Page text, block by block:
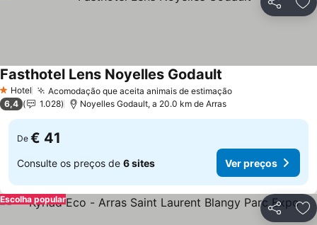
Partilhar
1 Estrelas
Hotel Acomodação que aceita animais de estimação
Fasthotel Lens Noyelles Godault
6,4 1.028 Noyelles Godault, a 20.0 km de Arras
De € 41
Consulte os preços de 6 sites Ver preços
Partilhar
Escolha popular